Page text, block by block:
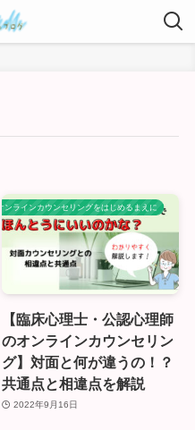
オンラインカウンセリングをはじめるまえに
【臨床心理士・公認心理師
のオンラインカウンセリン
グ】対面と何が違うの！？
共通点と相違点を解説
2022年9月16日